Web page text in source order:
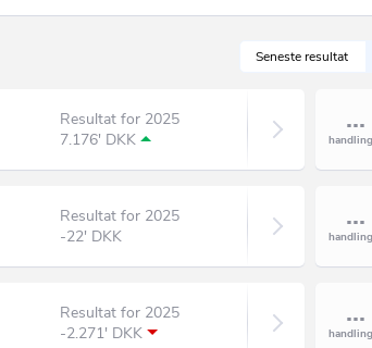
Seneste resultat
Resultat for 2025
7.176' DKK
Resultat for 2025
-22' DKK
Resultat for 2025
-2.271' DKK